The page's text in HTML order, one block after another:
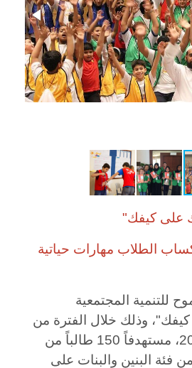
على كيفك"
الطلاب مهارات حياتية
للتنمية المجتمعية
وذلك خلال الفترة من
6 إلى 19 يوليو 2014، مستهدفاً 150 طالباً من
من فئة البنين والبنات على